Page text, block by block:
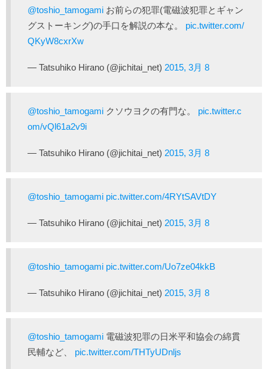
@toshio_tamogami お前らの犯罪(電磁波犯罪とギャン
グストーキング)の手口を解説の本な。 pic.twitter.com/
QKyW8cxrXw
— Tatsuhiko Hirano (@jichitai_net) 2015, 3月 8
@toshio_tamogami クソウヨクの有門な。 pic.twitter.c
om/vQl61a2v9i
— Tatsuhiko Hirano (@jichitai_net) 2015, 3月 8
@toshio_tamogami pic.twitter.com/4RYtSAVtDY
— Tatsuhiko Hirano (@jichitai_net) 2015, 3月 8
@toshio_tamogami pic.twitter.com/Uo7ze04kkB
— Tatsuhiko Hirano (@jichitai_net) 2015, 3月 8
@toshio_tamogami 電磁波犯罪の日米平和協会の綿貫
民輔など、 pic.twitter.com/THTyUDnljs